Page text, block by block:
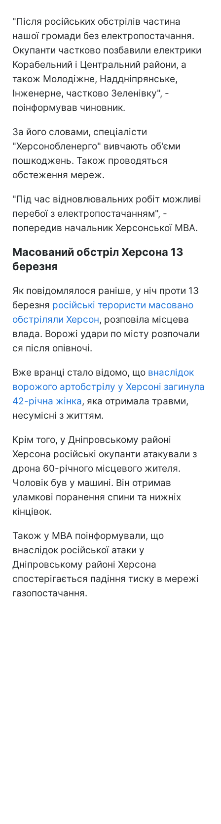
"Після російських обстрілів частина
нашої громади без електропостачання.
Окупанти частково позбавили електрики
Корабельний і Центральний райони, а
також Молодіжне, Наддніпрянське,
Інженерне, частково Зеленівку", -
поінформував чиновник.
За його словами, спеціалісти
"Херсонобленерго" вивчають об'єми
пошкоджень. Також проводяться
обстеження мереж.
"Під час відновлювальних робіт можливі
перебої з електропостачанням", -
попередив начальник Херсонської МВА.
Масований обстріл Херсона 13
березня
Як повідомлялося раніше, у ніч проти 13
березня російські терористи масовано
обстріляли Херсон, розповіла місцева
влада. Ворожі удари по місту розпочали
ся після опівночі.
Вже вранці стало відомо, що внаслідок
ворожого артобстрілу у Херсоні загинула
42-річна жінка, яка отримала травми,
несумісні з життям.
Крім того, у Дніпровському районі
Херсона російські окупанти атакували з
дрона 60-річного місцевого жителя.
Чоловік був у машині. Він отримав
уламкові поранення спини та нижніх
кінцівок.
Також у МВА поінформували, що
внаслідок російської атаки у
Дніпровському районі Херсона
спостерігається падіння тиску в мережі
газопостачання.